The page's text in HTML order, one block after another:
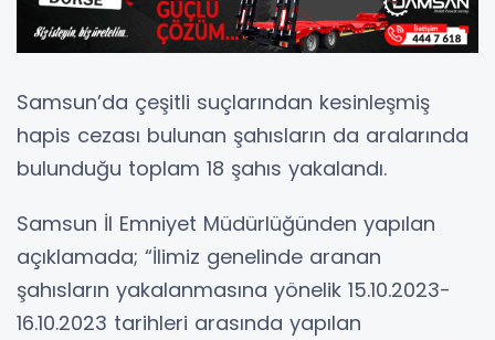
Samsun’da çeşitli suçlarından kesinleşmiş
hapis cezası bulunan şahısların da aralarında
bulunduğu toplam 18 şahıs yakalandı.
Samsun İl Emniyet Müdürlüğünden yapılan
açıklamada; “İlimiz genelinde aranan
şahısların yakalanmasına yönelik 15.10.2023-
16.10.2023 tarihleri arasında yapılan